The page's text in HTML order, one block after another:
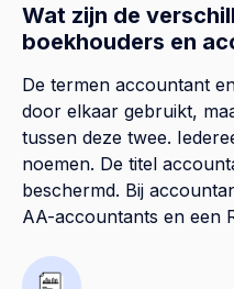
Wat zijn de
boekhouders en
De termen accountant
door elkaar gebruikt,
tussen deze twee.
noemen. De titel
beschermd. Bij
AA-accountants en een